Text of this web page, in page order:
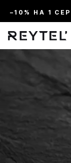
–10% НА 1